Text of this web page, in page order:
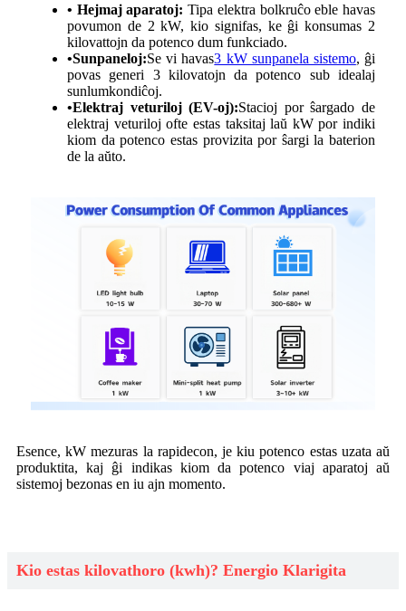
• Hejmaj aparatoj: Tipa elektra bolkruĉo eble havas
povumon de 2 kW, kio signifas, ke ĝi konsumas 2
kilovattojn da potenco dum funkciado.
•Sunpaneloj:Se vi havas3 kW sunpanela sistemo, ĝi
povas generi 3 kilovatojn da potenco sub idealaj
sunlumkondiĉoj.
•Elektraj veturiloj (EV-oj):Stacioj por ŝargado de
elektraj veturiloj ofte estas taksitaj laŭ kW por indiki
kiom da potenco estas provizita por ŝargi la baterion
de la aŭto.
Esence, kW mezuras la rapidecon, je kiu potenco estas uzata aŭ
produktita, kaj ĝi indikas kiom da potenco viaj aparatoj aŭ
sistemoj bezonas en iu ajn momento.
Kio estas kilovathoro (kwh)? Energio Klarigita